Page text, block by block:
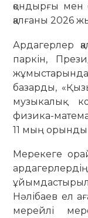
қондырғы мен
қалғаны 2026
Ардагерлер
паркін,
базарды,
музыкалық
физика-
11 мың
Мерекеге
Нәлібаев ел
мерейлі